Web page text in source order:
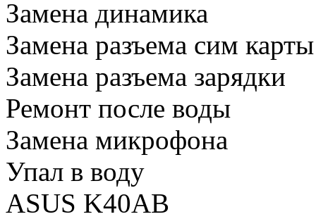
Замена динамика
Замена разъема сим карты
Замена разъема зарядки
Ремонт после воды
Замена микрофона
Упал в воду
ASUS K40AB